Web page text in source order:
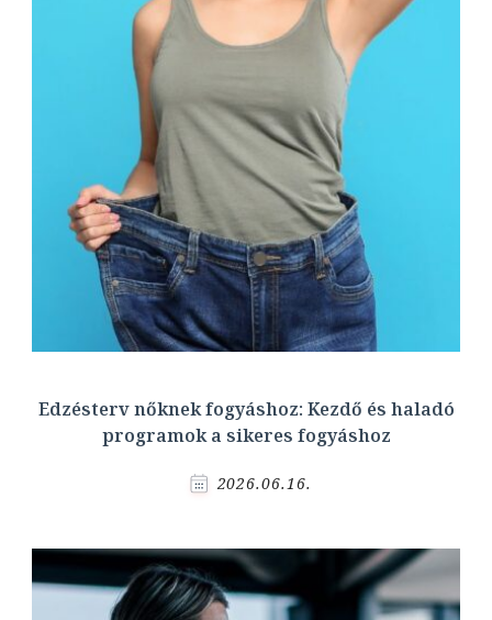
Edzésterv nőknek fogyáshoz: Kezdő és haladó
programok a sikeres fogyáshoz
2026.06.16.